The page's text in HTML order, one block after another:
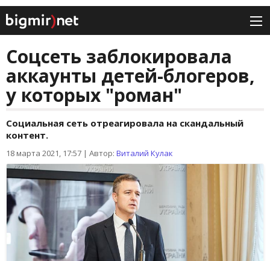
Соцсеть заблокировала
аккаунты детей-блогеров,
у которых "роман"
Социальная сеть отреагировала на скандальный
контент.
18 марта 2021, 17:57 | Автор: Виталий Кулак